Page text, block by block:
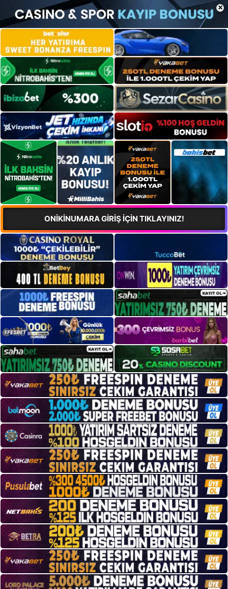
×
ONİKİNUMARA GİRİŞ İÇİN TIKLAYINIZ!